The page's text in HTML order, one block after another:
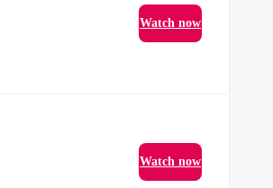
Watch now
Watch now